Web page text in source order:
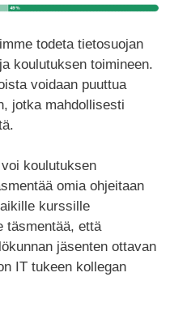
todeta tietosuojan
koulutuksen toimineen.
voidaan puuttua
jotka mahdollisesti
koulutuksen
omia ohjeitaan
kurssille
täsmentää, että
jäsenten ottavan
IT tukeen kollegan